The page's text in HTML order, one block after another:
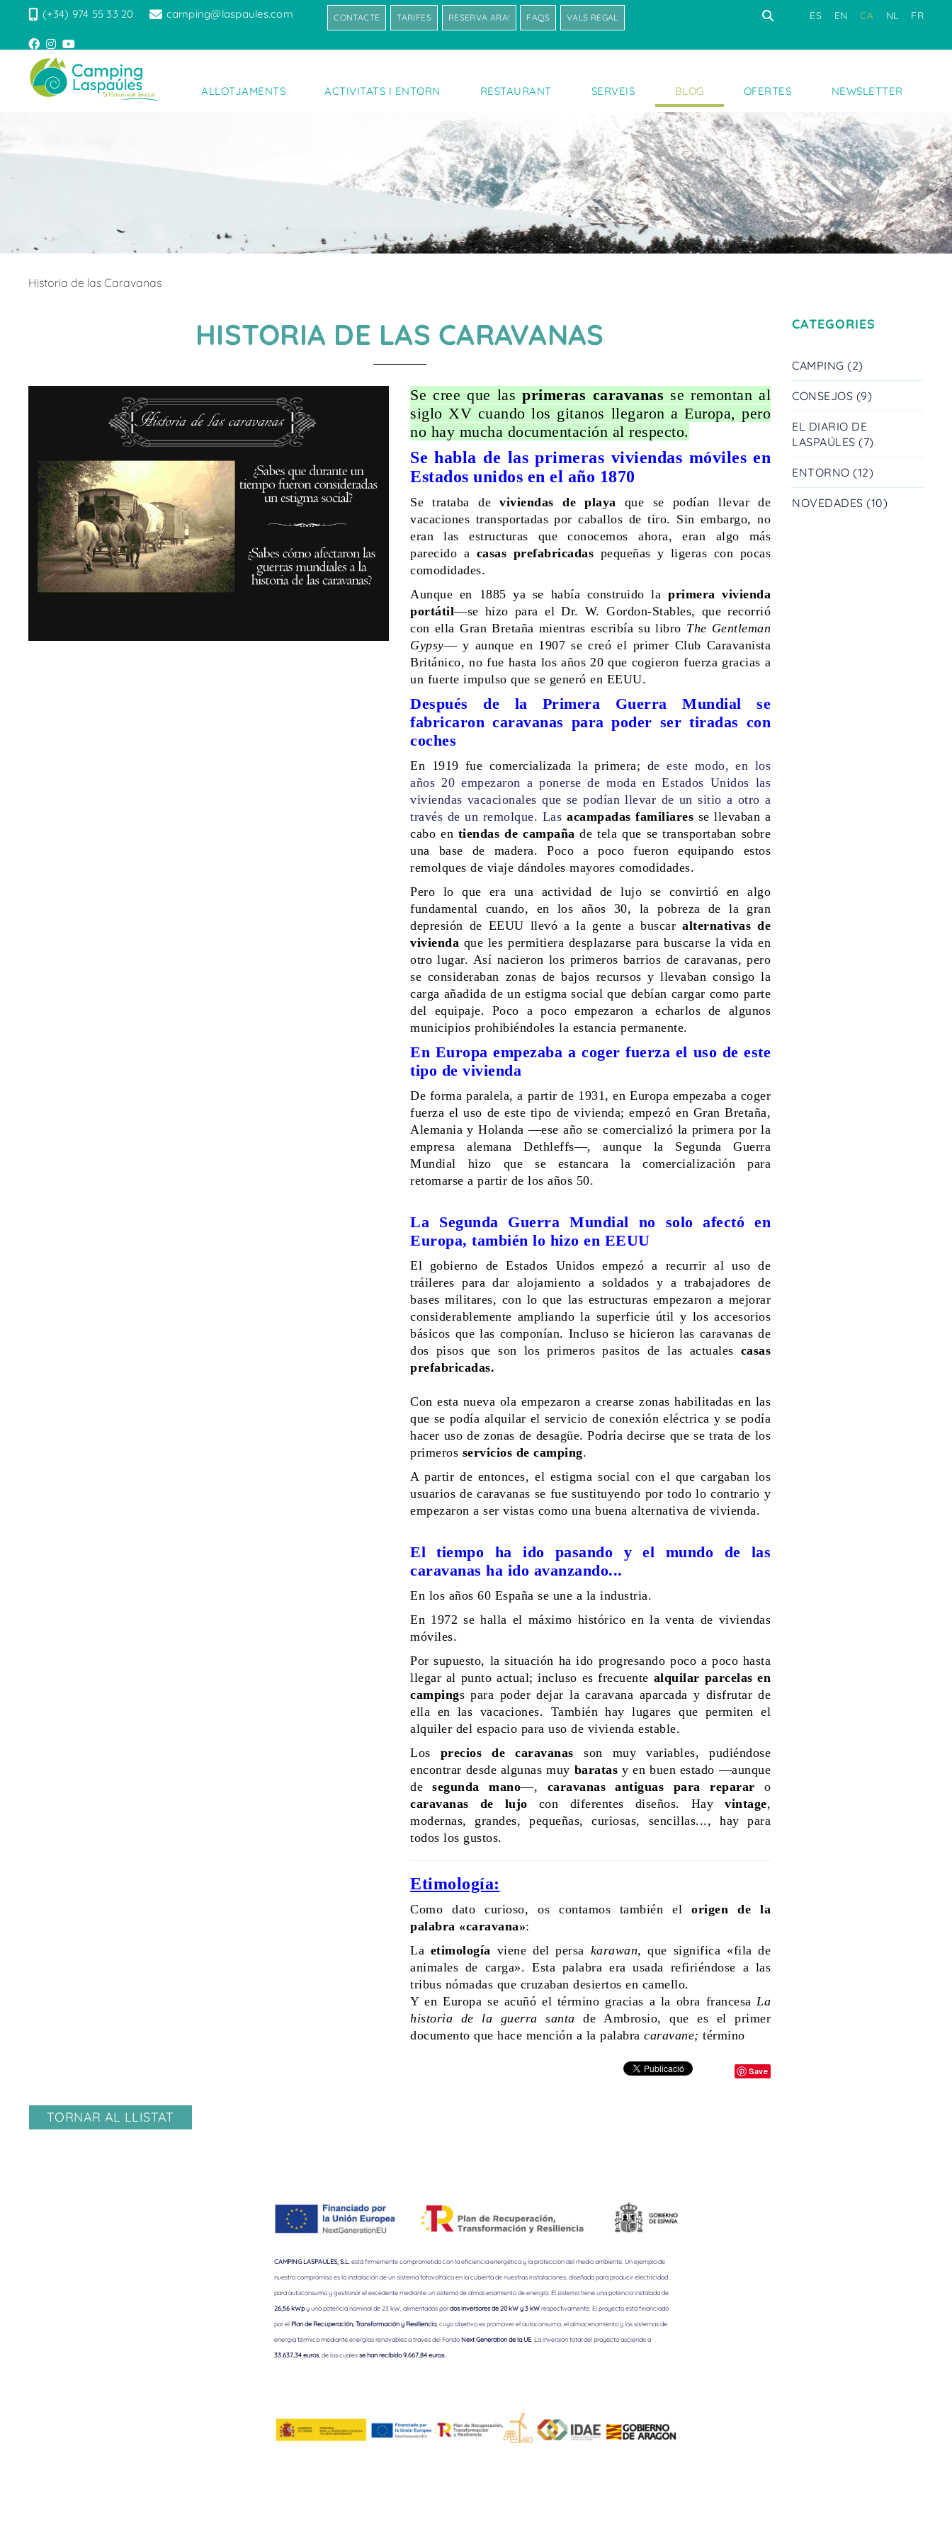
(+34) 974 55 33 20 camping@laspaules.com ES EN CA NL FR
CONTACTE TARIFES RESERVA ARA! FAQS VALS REGAL
ALLOTJAMENTS ACTIVITATS I ENTORN RESTAURANT SERVEIS BLOG OFERTES NEWSLETTER
Historia de las Caravanas
HISTORIA DE LAS CARAVANAS
Se cree que lasprimeras caravanas se remontan al
siglo XV cuando los gitanos llegaron a Europa, pero
no hay mucha documentación al respecto.
Se habla de las primeras viviendas móviles en
Estados unidos en el año 1870
Se trataba deviviendas de playa que se podían llevar de
vacaciones transportadas por caballos de tiro. Sin embargo, no
eran las estructuras que conocemos ahora, eran algo más
parecido a casas prefabricadas pequeñas y ligeras con pocas
comodidades.
Aunque en 1885 ya se había construido laprimera vivienda
portátil—se hizo para el Dr. W. Gordon-Stables, que recorrió
con ella Gran Bretaña mientras escribía su libro The Gentleman
Gypsy— y aunque en 1907 se creó el primer Club Caravanista
Británico, no fue hasta los años 20 que cogieron fuerza gracias a
un fuerte impulso que se generó en EEUU.
Después de la Primera Guerra Mundial se
fabricaron caravanas para poder ser tiradas con
coches
En 1919 fue comercializada la primera; de este modo, en los
años 20 empezaron a ponerse de moda en Estados Unidos las
viviendas vacacionales que se podían llevar de un sitio a otro a
través de un remolque. Lasacampadas familiares se llevaban a
cabo en tiendas de campaña de tela que se transportaban sobre
una base de madera. Poco a poco fueron equipando estos
remolques de viaje dándoles mayores comodidades.
Pero lo que era una actividad de lujo se convirtió en algo
fundamental cuando, en los años 30, la pobreza de la gran
depresión de EEUU llevó a la gente a buscaralternativas de
vivienda que les permitiera desplazarse para buscarse la vida en
otro lugar. Así nacieron los primeros barrios de caravanas, pero
se consideraban zonas de bajos recursos y llevaban consigo la
carga añadida de un estigma social que debían cargar como parte
del equipaje. Poco a poco empezaron a echarlos de algunos
municipios prohibiéndoles la estancia permanente.
En Europa empezaba a coger fuerza el uso de este
tipo de vivienda
De forma paralela, a partir de 1931, en Europa empezaba a coger
fuerza el uso de este tipo de vivienda; empezó en Gran Bretaña,
Alemania y Holanda —ese año se comercializó la primera por la
empresa alemana Dethleffs—, aunque la Segunda Guerra
Mundial hizo que se estancara la comercialización para
retomarse a partir de los años 50.
La Segunda Guerra Mundial no solo afectó en
Europa, también lo hizo en EEUU
El gobierno de Estados Unidos empezó a recurrir al uso de
tráileres para dar alojamiento a soldados y a trabajadores de
bases militares, con lo que las estructuras empezaron a mejorar
considerablemente ampliando la superficie útil y los accesorios
básicos que las componían. Incluso se hicieron las caravanas de
dos pisos que son los primeros pasitos de las actuales casas
prefabricadas.
Con esta nueva ola empezaron a crearse zonas habilitadas en las
que se podía alquilar el servicio de conexión eléctrica y se podía
hacer uso de zonas de desagüe. Podría decirse que se trata de los
primeros servicios de camping.
A partir de entonces, el estigma social con el que cargaban los
usuarios de caravanas se fue sustituyendo por todo lo contrario y
empezaron a ser vistas como una buena alternativa de vivienda.
El tiempo ha ido pasando y el mundo de las
caravanas ha ido avanzando...
En los años 60 España se une a la industria.
En 1972 se halla el máximo histórico en la venta de viviendas
móviles.
Por supuesto, la situación ha ido progresando poco a poco hasta
llegar al punto actual; incluso es frecuente alquilar parcelas en
campings para poder dejar la caravana aparcada y disfrutar de
ella en las vacaciones. También hay lugares que permiten el
alquiler del espacio para uso de vivienda estable.
Los precios de caravanasson muy variables, pudiéndose
encontrar desde algunas muy baratas y en buen estado —aunque
desegunda mano—, caravanas antiguas para reparar o
caravanas de lujo con diferentes diseños. Hayvintage,
modernas, grandes, pequeñas, curiosas, sencillas..., hay para
todos los gustos.
Etimología:
Como dato curioso, os contamos también elorigen de la
palabra «caravana»:
La etimología viene del persa karawan,que significa «fila de
animales de carga». Esta palabra era usada refiriéndose a las
tribus nómadas que cruzaban desiertos en camello.
Y en Europa se acuñó el término gracias a la obra francesaLa
historia de la guerra santade Ambrosio, que es el primer
documento que hace mención a la palabracaravane;término
Save
TORNAR AL LLISTAT
CATEGORIES
CAMPING (2)
CONSEJOS (9)
EL DIARIO DE
LASPAÚLES (7)
ENTORNO (12)
NOVEDADES (10)
CAMPING LASPAULES, S.L.
está firmemente comprometido con la eficiencia energética y la protección del medio ambiente. Un ejemplo de
nuestro compromiso es la instalación de un sistema fotovoltaico en la cubierta de nuestras instalaciones, diseñado para producir electricidad
para autoconsumo y gestionar el excedente mediante un sistema de almacenamiento de energía. El sistema tiene una potencia instalada de
26,56 kWpy una potencia nominal de 23 kW, alimentados pordos inversores de 20 kW y 3 kWrespectivamente. El proyecto está financiado
por elPlan de Recuperación, Transformación y Resiliencia, cuyo objetivo es promover el autoconsumo, el almacenamiento y los sistemas de
energía térmica mediante energías renovables a través del FondoNext Generation de la UE . La inversión total del proyecto asciende a
33.637,34 euros, de los cualesse han recibido 9.667,84 euros.